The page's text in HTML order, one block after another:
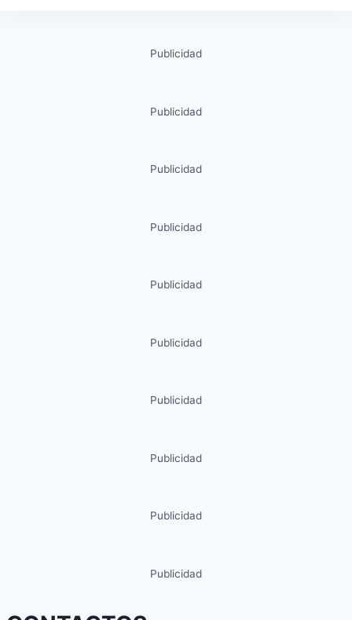
Publicidad
Publicidad
Publicidad
Publicidad
Publicidad
Publicidad
Publicidad
Publicidad
Publicidad
Publicidad